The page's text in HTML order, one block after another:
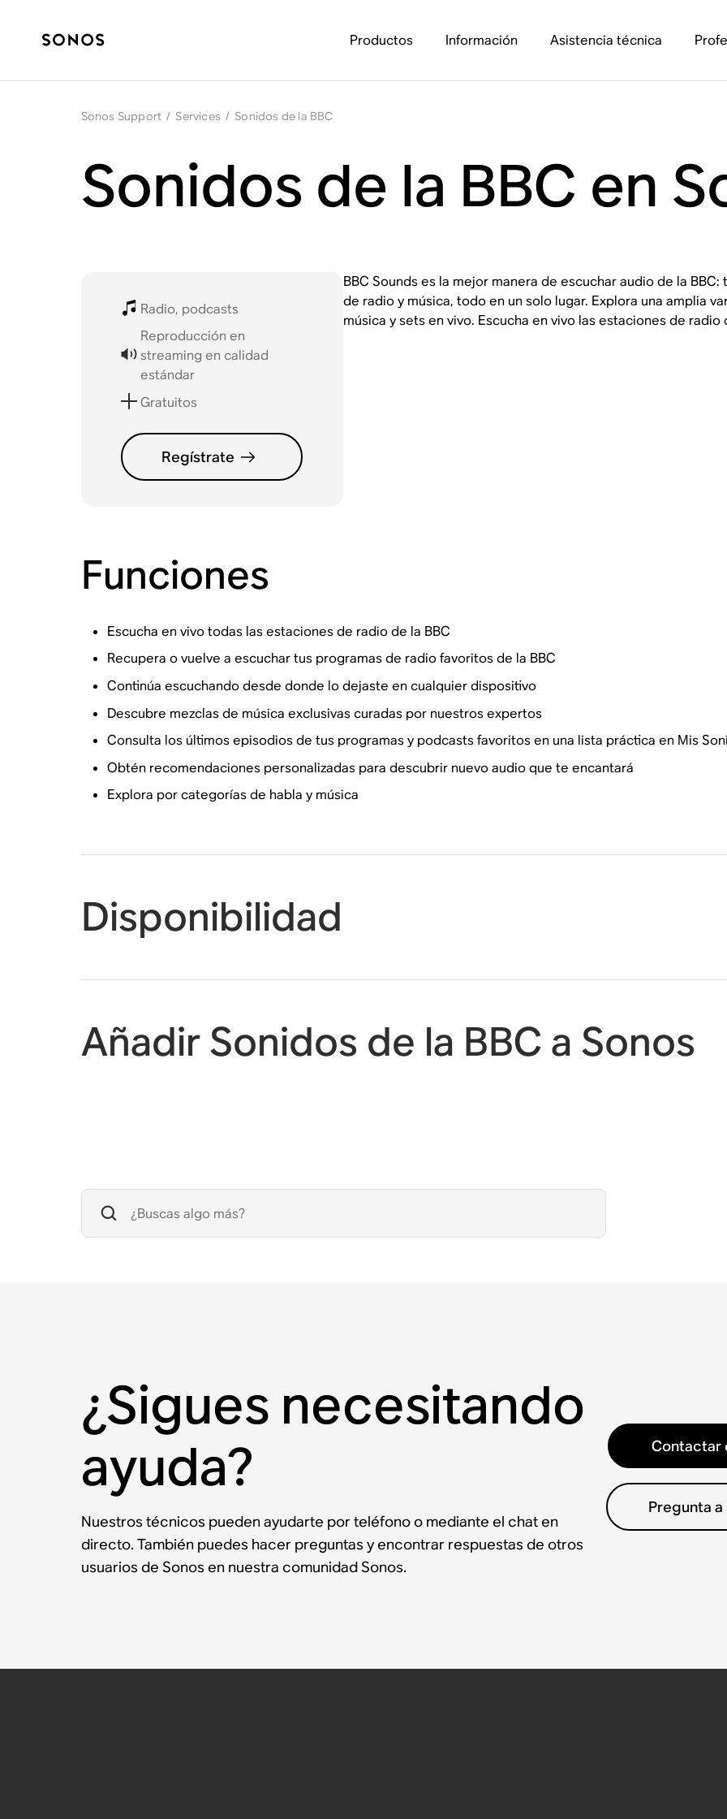
Productos Información Asistencia técnica
Sonos Support / Services / Sonidos de la BBC
Sonidos de la BBC en
Radio, podcasts
Reproducción en
streaming en calidad
estándar
Gratuitos
Regístrate
BBC Sounds es la mejor manera de escuchar audio de la
de radio y música, todo en un solo lugar. Explora una amplia
música y sets en vivo. Escucha en vivo las estaciones de radio
Funciones
Escucha en vivo todas las estaciones de radio de la BBC
Recupera o vuelve a escuchar tus programas de radio favoritos de la BBC
Continúa escuchando desde donde lo dejaste en cualquier dispositivo
Descubre mezclas de música exclusivas curadas por nuestros expertos
Consulta los últimos episodios de tus programas y podcasts favoritos en una lista práctica en Mis
Obtén recomendaciones personalizadas para descubrir nuevo audio que te encantará
Explora por categorías de habla y música
Disponibilidad
Añadir Sonidos de la BBC a Sonos
¿Sigues necesitando
ayuda?
Nuestros técnicos pueden ayudarte por teléfono o mediante el chat en
directo. También puedes hacer preguntas y encontrar respuestas de otros
usuarios de Sonos en nuestra comunidad Sonos.
Contactar
Pregunta